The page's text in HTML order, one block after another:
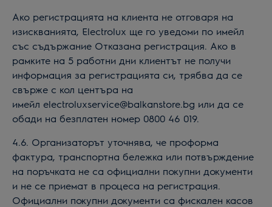
Ако регистрацията на клиента не отговаря на
изискванията, Electrolux ще го уведоми по имейл
със съдържание Отказана регистрация. Ако в
рамките на 5 работни дни клиентът не получи
информация за регистрацията си, трябва да се
свърже с кол центъра на
имейл electroluxservice@balkanstore.bg или да се
обади на безплатен номер 0800 46 019.
4.6. Организаторът уточнява, че проформа
фактура, транспортна бележка или потвърждение
на поръчката не са официални покупни документи
и не се приемат в процеса на регистрация.
Официални покупни документи са фискален касов